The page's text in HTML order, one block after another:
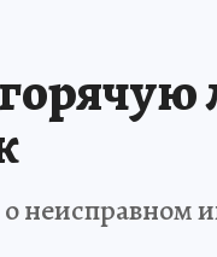
неисправном